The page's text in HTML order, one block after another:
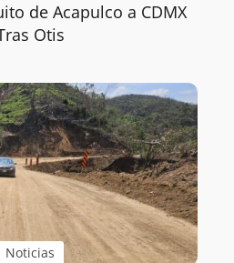
de Acapulco a CDMX
Otis
Noticias